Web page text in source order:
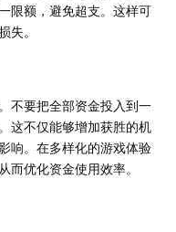
限额，避免超支。这样可
失。
不要把全部资金投入到一
这不仅能够增加获胜的机
响。在多样化的游戏体验
优化资金使用效率。